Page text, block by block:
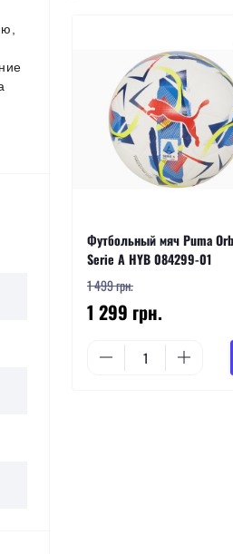
Футбольный мяч Puma
Serie A HYB 084299-01
1 499 грн.
1 299 грн.